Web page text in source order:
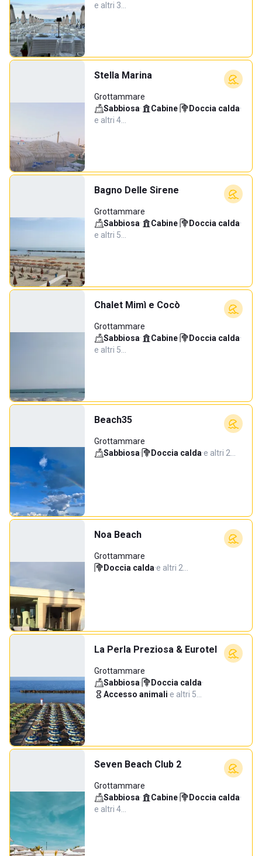
e altri 3…
Stella Marina
Grottammare
Sabbiosa· Cabine· Doccia calda·
e altri 4…
Bagno Delle Sirene
Grottammare
Sabbiosa· Cabine· Doccia calda·
e altri 5…
Chalet Mimì e Cocò
Grottammare
Sabbiosa· Cabine· Doccia calda·
e altri 5…
Beach35
Grottammare
Sabbiosa· Doccia calda·e altri 2…
Noa Beach
Grottammare
Doccia calda·e altri 2…
La Perla Preziosa & Eurotel
Grottammare
Sabbiosa· Doccia calda·
Accesso animali·e altri 5…
Seven Beach Club 2
Grottammare
Sabbiosa· Cabine· Doccia calda·
e altri 4…